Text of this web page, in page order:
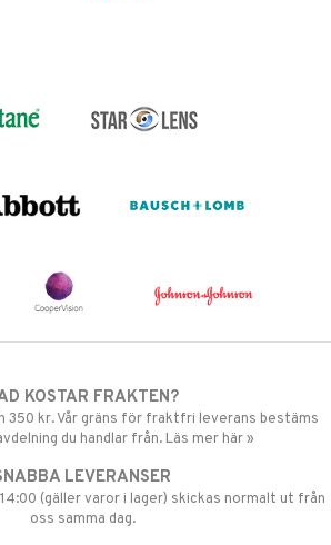
KOSTAR FRAKTEN?
350 kr. Vår gräns för fraktfri leverans bestäms
du handlar från. Läs mer här »
LEVERANSER
(gäller varor i lager) skickas normalt ut från
oss samma dag.